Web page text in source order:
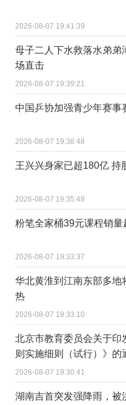
2026-08-07 19:41:39
母子二人下水救落水弟弟
场直击
2026-08-07 19:39:21
中国乒协加强青少年赛
2026-08-07 19:38:48
王兴兴身家已超180亿 持
2026-08-07 19:35:48
粉笔全家桶39元课程销
2026-08-07 19:33:37
华北黄淮到江南东部多地
热
2026-08-07 19:33:10
北京市教育委员会关于印
则实施细则（试行）》的
2026-08-07 19:30:41
湖南吉首突发强降雨，被